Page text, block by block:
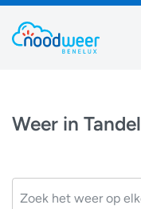
Weer in Tandel